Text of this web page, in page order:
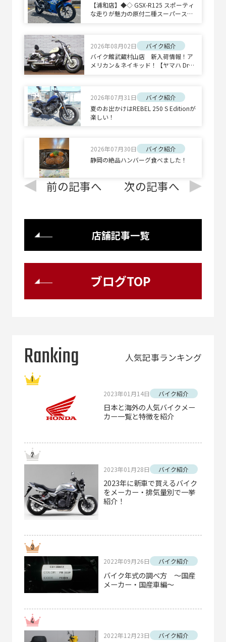
【浦和店】◆◇ GSX-R125 スポーティ
な走りが魅力の原付二種スーパースポ
2026年08月02日
バイク紹介
バイク館武蔵村山店 新入荷情報！ア
メリカン＆ネイキッド！【ヤマハ Drag
2026年07月31日
バイク紹介
夏のお出かけはREBEL 250 S Editionが
楽しい！
2026年07月30日
バイク紹介
静岡の絶品ハンバーグ食べました！
前の記事へ
店舗記事一覧
次の記事へ
ブログTOP
Ranking 人気記事ランキング
2023年01月14日 バイク紹介
日本と海外の人気バイクメー
カー一覧と特徴を紹介
2023年01月28日 バイク紹介
2023年に新車で買えるバイク
をメーカー・排気量別で一挙
紹介！
2022年09月26日 バイク紹介
バイク年式の調べ方 ～国産
メーカー・国産車編～
2022年12月23日 バイク紹介